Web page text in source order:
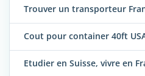
Trouver un transporteur
Cout pour container 40ft
Etudier en Suisse, vivre en